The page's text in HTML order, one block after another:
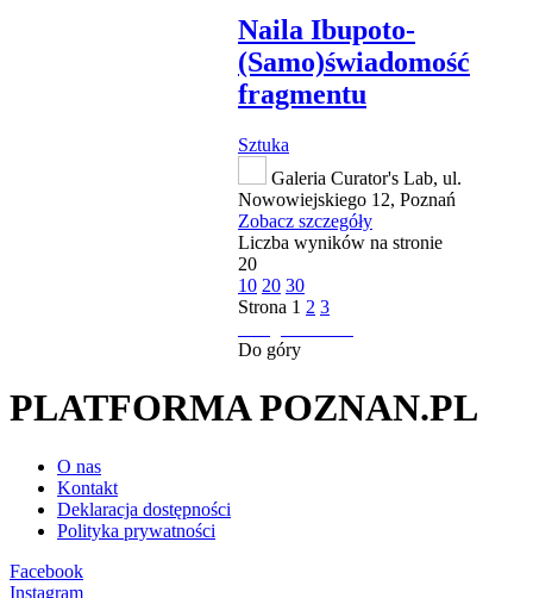
Naila Ibupoto-
(Samo)świadomość
fragmentu
Sztuka
Galeria Curator's Lab, ul.
Nowowiejskiego 12, Poznań
Zobacz szczegóły
Liczba wyników na stronie
20
10 20 30
Strona 1 2 3
Do góry
PLATFORMA POZNAN.PL
O nas
Kontakt
Deklaracja dostępności
Polityka prywatności
Facebook
Instagram